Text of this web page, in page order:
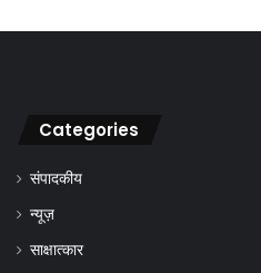
Categories
संपादकीय
न्यूज़
साक्षात्कार